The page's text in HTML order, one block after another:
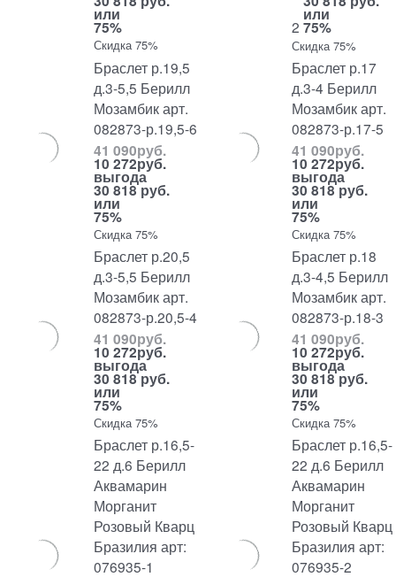
или
75%
Скидка 75%
2
или
75%
Скидка 75%
Браслет р.19,5
д.3-5,5 Берилл
Мозамбик арт.
082873-р.19,5-6
41 090руб.
10 272руб.
выгода
30 818 руб.
или
75%
Скидка 75%
Браслет р.17
д.3-4 Берилл
Мозамбик арт.
082873-р.17-5
41 090руб.
10 272руб.
выгода
30 818 руб.
или
75%
Скидка 75%
Браслет р.20,5
д.3-5,5 Берилл
Мозамбик арт.
082873-р.20,5-4
41 090руб.
10 272руб.
выгода
30 818 руб.
или
75%
Скидка 75%
Браслет р.18
д.3-4,5 Берилл
Мозамбик арт.
082873-р.18-3
41 090руб.
10 272руб.
выгода
30 818 руб.
или
75%
Скидка 75%
Браслет р.16,5-
22 д.6 Берилл
Аквамарин
Морганит
Розовый Кварц
Бразилия арт:
076935-1
Браслет р.16,5-
22 д.6 Берилл
Аквамарин
Морганит
Розовый Кварц
Бразилия арт:
076935-2